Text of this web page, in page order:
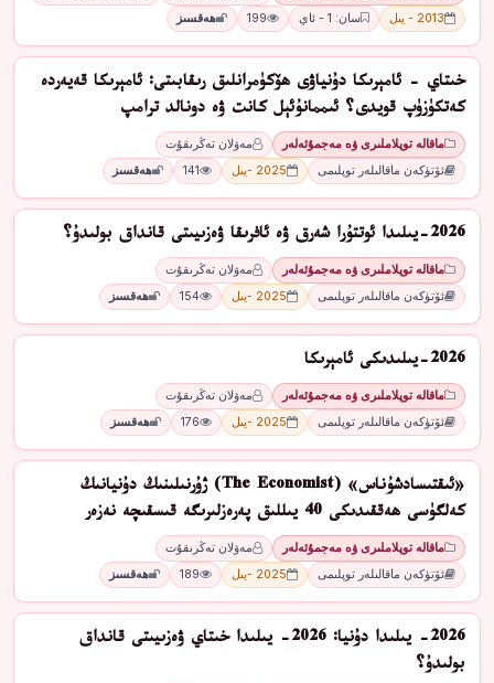
2013 - يىل
سان: 1 - ئاي 199 ھەقسىز
خىتاي - ئامېرىكا دۇنياۋى ھۆكۈمرانلىق رىقابىتى: ئامېرىكا قەيەردە
كەتكۈزۈپ قويدى؟ ئىممانۇئېل كانت ۋە دونالد ترامپ
ماقالە توپلاملىرى ۋە مەجمۇئەلەر
مەۋلان تەڭرىقۇت
ئۆتۈكەن ماقالىلەر توپلىمى
2025 -يىل 141 ھەقسىز
2026-يىلىدا ئوتتۇرا شەرق ۋە ئافرىقا ۋەزىيىتى قانداق بولىدۇ؟
ماقالە توپلاملىرى ۋە مەجمۇئەلەر
مەۋلان تەڭرىقۇت
ئۆتۈكەن ماقالىلەر توپلىمى
2025 -يىل 154 ھەقسىز
2026-يىلىدىكى ئامېرىكا
ماقالە توپلاملىرى ۋە مەجمۇئەلەر
مەۋلان تەڭرىقۇت
ئۆتۈكەن ماقالىلەر توپلىمى
2025 -يىل 176 ھەقسىز
«ئىقتىسادشۇناس» (The Economist) ژۇرنىلىنىڭ دۇنيانىڭ
كەلگۈسى ھەققىدىكى 40 يىللىق پەرەزلىرىگە قىسقىچە نەزەر
ماقالە توپلاملىرى ۋە مەجمۇئەلەر
مەۋلان تەڭرىقۇت
ئۆتۈكەن ماقالىلەر توپلىمى
2025 -يىل 189 ھەقسىز
2026- يىلىدا دۇنيا: 2026- يىلىدا خىتاي ۋەزىيىتى قانداق
بولىدۇ؟